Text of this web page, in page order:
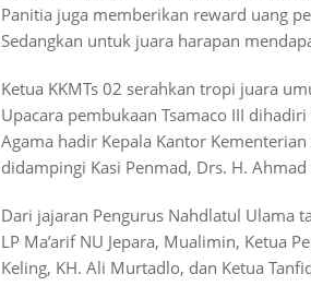
Panitia juga memberikan reward uang
Sedangkan untuk juara harapan
Ketua KKMTs 02 serahkan tropi juara
Upacara pembukaan Tsamaco III
Agama hadir Kepala Kantor
didampingi Kasi Penmad, Drs. H.
Dari jajaran Pengurus Nahdlatul Ulama
LP Ma’arif NU Jepara, Mualimin, Ketua
Keling, KH. Ali Murtadlo, dan Ketua